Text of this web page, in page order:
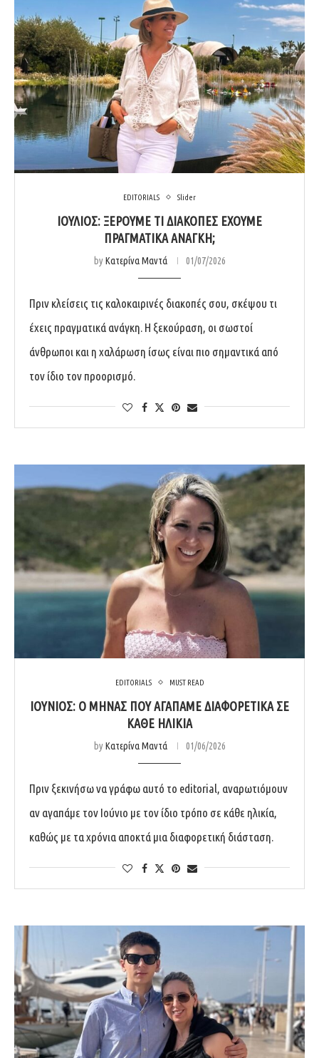
EDITORIALS Slider
ΙΟΎΛΙΟΣ: ΞΈΡΟΥΜΕ ΤΙ ΔΙΑΚΟΠΈΣ ΈΧΟΥΜΕ
ΠΡΑΓΜΑΤΙΚΆ ΑΝΆΓΚΗ;
byΚατερίνα Μαντά 01/07/2026
Πριν κλείσεις τις καλοκαιρινές διακοπές σου, σκέψου τι
έχεις πραγματικά ανάγκη. Η ξεκούραση, οι σωστοί
άνθρωποι και η χαλάρωση ίσως είναι πιο σημαντικά από
τον ίδιο τον προορισμό.
EDITORIALS MUST READ
ΙΟΎΝΙΟΣ: Ο ΜΉΝΑΣ ΠΟΥ ΑΓΑΠΆΜΕ ΔΙΑΦΟΡΕΤΙΚΆ ΣΕ
ΚΆΘΕ ΗΛΙΚΊΑ
byΚατερίνα Μαντά 01/06/2026
Πριν ξεκινήσω να γράφω αυτό το editorial, αναρωτιόμουν
αν αγαπάμε τον Ιούνιο με τον ίδιο τρόπο σε κάθε ηλικία,
καθώς με τα χρόνια αποκτά μια διαφορετική διάσταση.